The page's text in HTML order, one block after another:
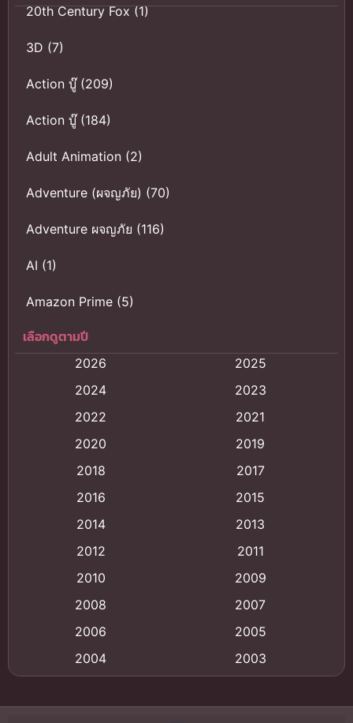
20th Century Fox(1)
3D (7)
Action บู๊(209)
Action บู๊(184)
Adult Animation (2)
Adventure (ผจญภัย) (70)
Adventure ผจญภัย (116)
AI (1)
Amazon Prime (5)
Anal (ประตูหลัง)
Animation การ์ตูน
Animation อนิเมะ
Animation แอนิเมชัน
(9)
Big tits (นมใหญ่)
Bitch (ผู้หญิงร่าน)
เลือกดูตามปี
2026
2025
2024
2023
2022
2021
2020
2019
2018
2017
2016
2015
2014
2013
2012
2011
2010
2009
2008
2007
2006
2005
2004
2003
2000
1999